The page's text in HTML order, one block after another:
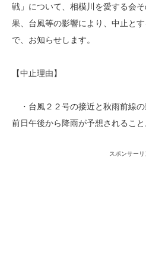
戦」について、相模川を愛する会
果、台風等の影響により、中止と
で、お知らせします。
【中止理由】
・台風２２号の接近と秋雨前線
前日午後から降雨が予想されること
スポンサーリ